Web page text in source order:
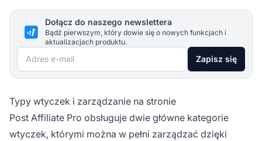
Dołącz do naszego newslettera
Bądź pierwszym, który dowie się o nowych funkcjach i
aktualizacjach produktu.
Adres e-mail Zapisz się
Typy wtyczek i zarządzanie na stronie
Post Affiliate Pro obsługuje dwie główne kategorie
wtyczek, którymi można w pełni zarządzać dzięki